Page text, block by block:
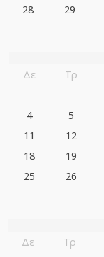
28 29
Δε Τρ
4
5
11
12
18
19
25
26
Δε Τρ